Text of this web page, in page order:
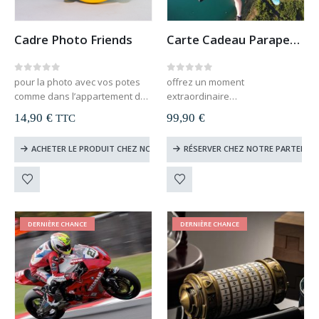
Cadre Photo Friends
out of 5
pour la photo avec vos potes
comme dans l’appartement de
dimensions : 18 x 16 x 2 cm
14,90 € TTC
ACHETER LE PRODUIT CHEZ NOTRE PARTENAIRE
Carte Cadeau Parapente
0out of 5
offrez un moment
extraordinaire
carte cadeau à télécharger et
imprimer
le destinataire du cadeau
choisit lui-même sa date
valable 1 an
99,90 €
RÉSERVER CHEZ NOTRE
DERNIÈRE CHANCE DERNIÈRE CHANCE